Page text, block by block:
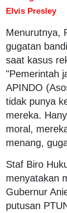
Elvis Presley
Menurutnya,
gugatan
saat kasus
"Pemerintah
APINDO
tidak punya
mereka.
moral,
menang,
Staf Biro
menyatakan
Gubernur
putusan